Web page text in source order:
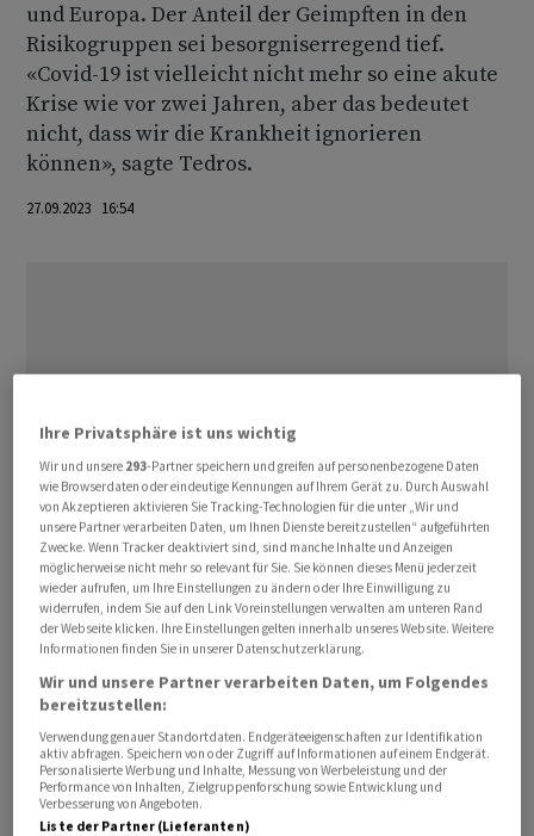
und Europa. Der Anteil der Geimpften in den
Risikogruppen sei besorgniserregend tief.
«Covid-19 ist vielleicht nicht mehr so eine akute
Krise wie vor zwei Jahren, aber das bedeutet
nicht, dass wir die Krankheit ignorieren
können», sagte Tedros.
27.09.2023 16:54
Studien keine schwerere Krankheit aus als die vorher
bekannten Varianten, sagte Covid-19-Spezialistin Maria
Van Kerkhove. Sie appellierte an Regierungen weiter zu
testen, damit die Ausbreitung von Varianten überwacht
werden kann. Sie betonte, dass die bekannten
Ihre Privatsphäre ist uns wichtig
Wir und unsere 293-Partner speichern und greifen auf personenbezogene Daten
wie Browserdaten oder eindeutige Kennungen auf Ihrem Gerät zu. Durch Auswahl
von Akzeptieren aktivieren Sie Tracking-Technologien für die unter „Wir und
unsere Partner verarbeiten Daten, um Ihnen Dienste bereitzustellen“ aufgeführten
Zwecke. Wenn Tracker deaktiviert sind, sind manche Inhalte und Anzeigen
möglicherweise nicht mehr so relevant für Sie. Sie können dieses Menü jederzeit
wieder aufrufen, um Ihre Einstellungen zu ändern oder Ihre Einwilligung zu
widerrufen, indem Sie auf den Link Voreinstellungen verwalten am unteren Rand
der Webseite klicken. Ihre Einstellungen gelten innerhalb unseres Website. Weitere
Informationen finden Sie in unserer Datenschutzerklärung.
Wir und unsere Partner verarbeiten Daten, um Folgendes
bereitzustellen:
Verwendung genauer Standortdaten. Endgeräteeigenschaften zur Identifikation
aktiv abfragen. Speichern von oder Zugriff auf Informationen auf einem Endgerät.
Personalisierte Werbung und Inhalte, Messung von Werbeleistung und der
Performance von Inhalten, Zielgruppenforschung sowie Entwicklung und
Verbesserung von Angeboten.
Liste der Partner (Lieferanten)